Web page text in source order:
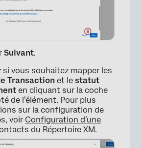
Suivant.
si vous souhaitez mapper les
Transaction et le statut
en cliquant sur la coche
de l’élément. Pour plus
sur la configuration de
voir Configuration d’une
du Répertoire XM.